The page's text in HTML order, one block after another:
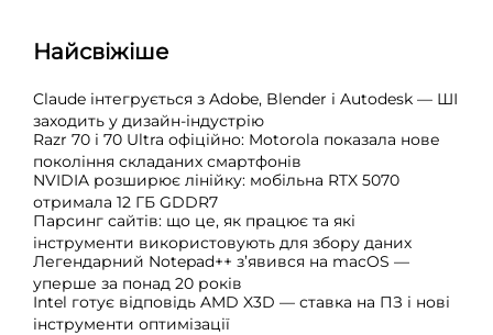
Найсвіжіше
Claude інтегрується з Adobe, Blender і Autodesk — ШІ
заходить у дизайн-індустрію
Razr 70 і 70 Ultra офіційно: Motorola показала нове
покоління складаних смартфонів
NVIDIA розширює лінійку: мобільна RTX 5070
отримала 12 ГБ GDDR7
Парсинг сайтів: що це, як працює та які
інструменти використовують для збору даних
Легендарний Notepad++ з’явився на macOS —
уперше за понад 20 років
Intel готує відповідь AMD X3D — ставка на ПЗ і нові
інструменти оптимізації